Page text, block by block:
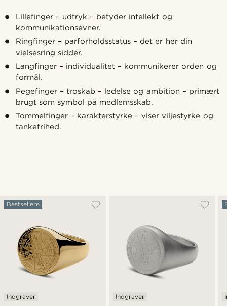
Lillefinger – udtryk – betyder intellekt og
kommunikationsevner.
Ringfinger – parforholdsstatus – det er her din
vielsesring sidder.
Langfinger – individualitet – kommunikerer orden og
formål.
Pegefinger – troskab – ledelse og ambition – primært
brugt som symbol på medlemsskab.
Tommelfinger – karakterstyrke – viser viljestyrke og
tankefrihed.
Bestsellere
Indgraver Indgraver